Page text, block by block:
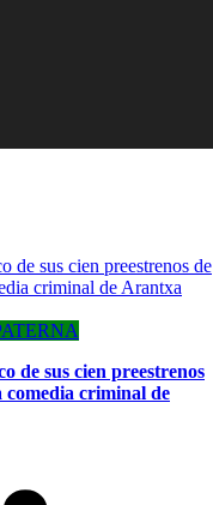
de sus cien preestrenos
comedia criminal de